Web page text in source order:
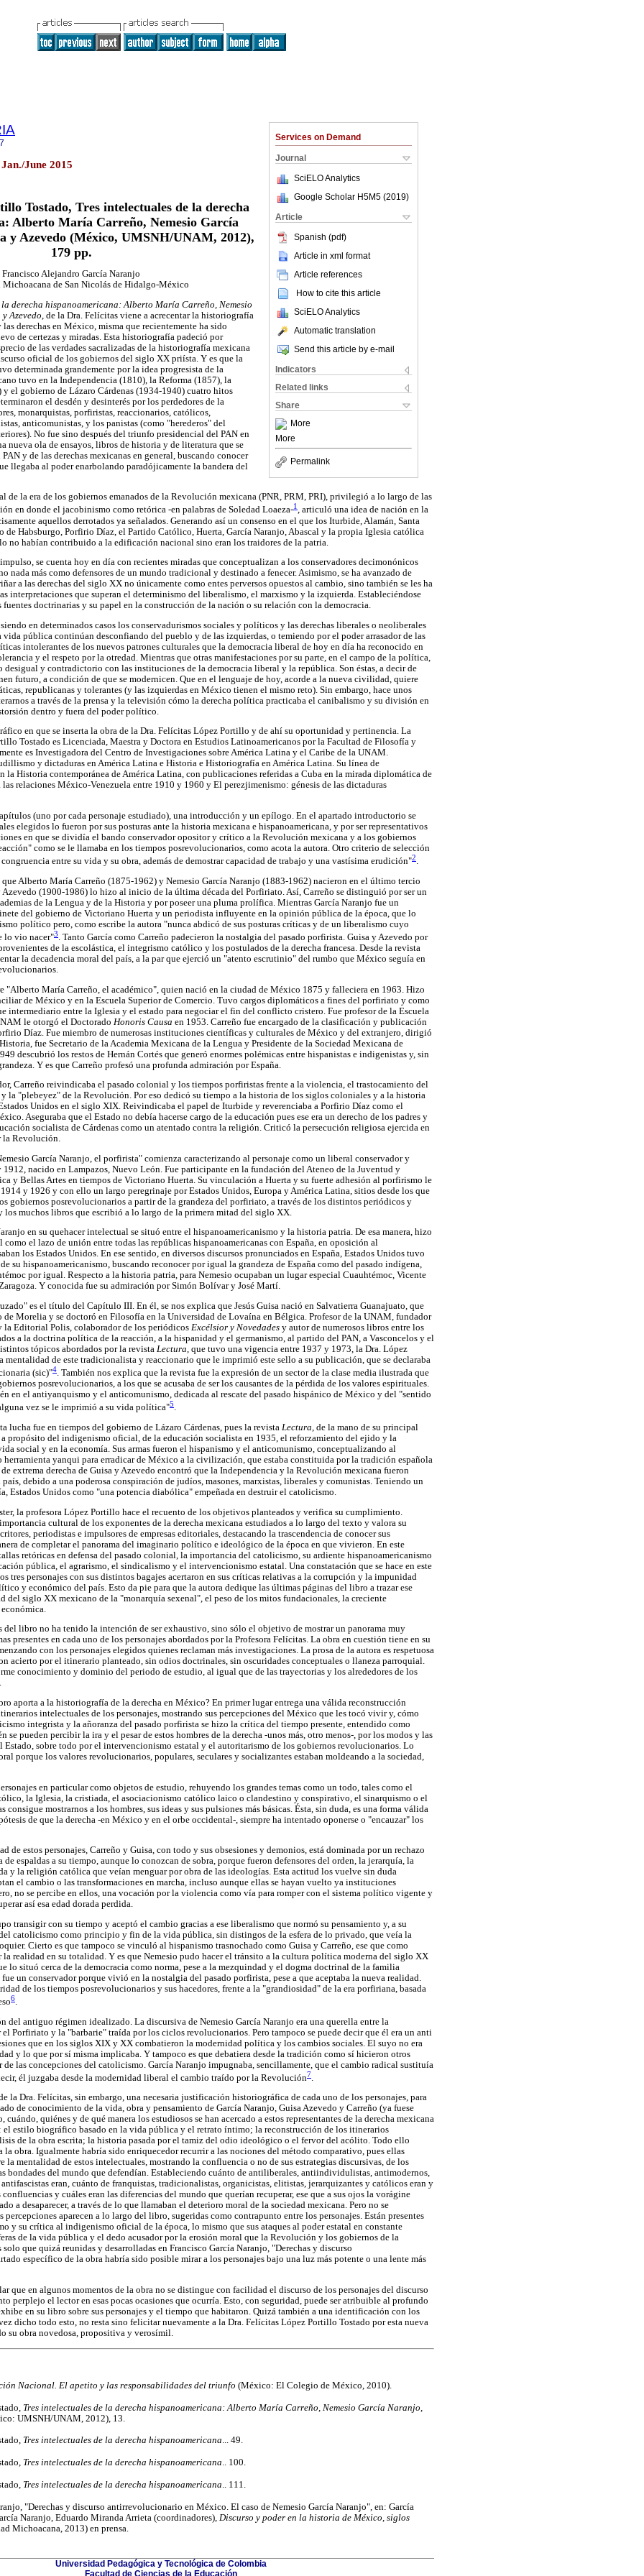
Services on Demand
Journal
SciELO Analytics
Google Scholar H5M5 (2019)
Article
Spanish (pdf)
Article in xml format
Article references
How to cite this article
SciELO Analytics
Automatic translation
Send this article by e-mail
Indicators
Related links
Share
More
More
Permalink
June 2015
Tostado, Tres intelectuales de la derecha
Alberto María Carreño, Nemesio García
y Azevedo (México, UMSNH/UNAM, 2012),
179 pp.
Francisco Alejandro García Naranjo
Michoacana de San Nicolás de Hidalgo-México
la derecha hispanoamericana: Alberto María Carreño, Nemesio
Azevedo , de la Dra. Felícitas viene a acrecentar la historiografía
derechas en México, misma que recientemente ha sido
de certezas y miradas. Esta historiografía padeció por
de las verdades sacralizadas de la historiografía mexicana
oficial de los gobiernos del siglo XX priísta. Y es que la
determinada grandemente por la idea progresista de la
tuvo en la Independencia (1810), la Reforma (1857), la
el gobierno de Lázaro Cárdenas (1934-1940) cuatro hitos
el desdén y desinterés por los perdedores de la
monarquistas, porfiristas, reaccionarios, católicos,
anticomunistas, y los panistas (como "herederos" del
No fue sino después del triunfo presidencial del PAN en
nueva ola de ensayos, libros de historia y de literatura que se
y de las derechas mexicanas en general, buscando conocer
llegaba al poder enarbolando paradójicamente la bandera del
de la era de los gobiernos emanados de la Revolución mexicana (PNR, PRM, PRI), privilegió a lo largo de las
en donde el jacobinismo como retórica -en palabras de Soledad Loaeza-1, articuló una idea de nación en la
aquellos derrotados ya señalados. Generando así un consenso en el que los Iturbide, Alamán, Santa
Habsburgo, Porfirio Díaz, el Partido Católico, Huerta, García Naranjo, Abascal y la propia Iglesia católica
no habían contribuido a la edificación nacional sino eran los traidores de la patria.
se cuenta hoy en día con recientes miradas que conceptualizan a los conservadores decimonónicos
nada más como defensores de un mundo tradicional y destinado a fenecer. Asimismo, se ha avanzado de
a las derechas del siglo XX no únicamente como entes perversos opuestos al cambio, sino también se les ha
interpretaciones que superan el determinismo del liberalismo, el marxismo y la izquierda. Estableciéndose
fuentes doctrinarias y su papel en la construcción de la nación o su relación con la democracia.
en determinados casos los conservadurismos sociales y políticos y las derechas liberales o neoliberales
vida pública continúan desconfiando del pueblo y de las izquierdas, o temiendo por el poder arrasador de las
intolerantes de los nuevos patrones culturales que la democracia liberal de hoy en día ha reconocido en
y el respeto por la otredad. Mientras que otras manifestaciones por su parte, en el campo de la política,
desigual y contradictorio con las instituciones de la democracia liberal y la república. Son éstas, a decir de
futuro, a condición de que se modernicen. Que en el lenguaje de hoy, acorde a la nueva civilidad, quiere
republicanas y tolerantes (y las izquierdas en México tienen el mismo reto). Sin embargo, hace unos
a través de la prensa y la televisión cómo la derecha política practicaba el canibalismo y su división en
dentro y fuera del poder político.
en que se inserta la obra de la Dra. Felícitas López Portillo y de ahí su oportunidad y pertinencia. La
Tostado es Licenciada, Maestra y Doctora en Estudios Latinoamericanos por la Facultad de Filosofía y
es Investigadora del Centro de Investigaciones sobre América Latina y el Caribe de la UNAM.
y dictaduras en América Latina e Historia e Historiografía en América Latina. Su línea de
la Historia contemporánea de América Latina, con publicaciones referidas a Cuba en la mirada diplomática de
relaciones México-Venezuela entre 1910 y 1960 y El perezjimenismo: génesis de las dictaduras
(uno por cada personaje estudiado), una introducción y un epílogo. En el apartado introductorio se
elegidos lo fueron por sus posturas ante la historia mexicana e hispanoamericana, y por ser representativos
en que se dividía el bando conservador opositor y crítico a la Revolución mexicana y a los gobiernos
como se le llamaba en los tiempos posrevolucionarios, como acota la autora. Otro criterio de selección
entre su vida y su obra, además de demostrar capacidad de trabajo y una vastísima erudición"2.
que Alberto María Carreño (1875-1962) y Nemesio García Naranjo (1883-1962) nacieron en el último tercio
(1900-1986) lo hizo al inicio de la última década del Porfiriato. Así, Carreño se distinguió por ser un
de la Lengua y de la Historia y por poseer una pluma prolífica. Mientras García Naranjo fue un
del gobierno de Victoriano Huerta y un periodista influyente en la opinión pública de la época, que lo
político pero, como escribe la autora "nunca abdicó de sus posturas críticas y de un liberalismo cuyo
lo vio nacer"3. Tanto García como Carreño padecieron la nostalgia del pasado porfirista. Guisa y Azevedo por
de la escolástica, el integrismo católico y los postulados de la derecha francesa. Desde la revista
la decadencia moral del país, a la par que ejerció un "atento escrutinio" del rumbo que México seguía en
"Alberto María Carreño, el académico", quien nació en la ciudad de México 1875 y falleciera en 1963. Hizo
de México y en la Escuela Superior de Comercio. Tuvo cargos diplomáticos a fines del porfiriato y como
intermediario entre la Iglesia y el estado para negociar el fin del conflicto cristero. Fue profesor de la Escuela
le otorgó el Doctorado Honoris Causa en 1953. Carreño fue encargado de la clasificación y publicación
Díaz. Fue miembro de numerosas instituciones científicas y culturales de México y del extranjero, dirigió
fue Secretario de la Academia Mexicana de la Lengua y Presidente de la Sociedad Mexicana de
descubrió los restos de Hernán Cortés que generó enormes polémicas entre hispanistas e indigenistas y, sin
Y es que Carreño profesó una profunda admiración por España.
Carreño reivindicaba el pasado colonial y los tiempos porfiristas frente a la violencia, el trastocamiento del
la "plebeyez" de la Revolución. Por eso dedicó su tiempo a la historia de los siglos coloniales y a la historia
Unidos en el siglo XIX. Reivindicaba el papel de Iturbide y reverenciaba a Porfirio Díaz como el
Aseguraba que el Estado no debía hacerse cargo de la educación pues ese era un derecho de los padres y
socialista de Cárdenas como un atentado contra la religión. Criticó la persecución religiosa ejercida en
la Revolución.
García Naranjo, el porfirista" comienza caracterizando al personaje como un liberal conservador y
nacido en Lampazos, Nuevo León. Fue participante en la fundación del Ateneo de la Juventud y
y Bellas Artes en tiempos de Victoriano Huerta. Su vinculación a Huerta y su fuerte adhesión al porfirismo le
y 1926 y con ello un largo peregrinaje por Estados Unidos, Europa y América Latina, sitios desde los que
gobiernos posrevolucionarios a partir de la grandeza del porfiriato, a través de los distintos periódicos y
los muchos libros que escribió a lo largo de la primera mitad del siglo XX.
en su quehacer intelectual se situó entre el hispanoamericanismo y la historia patria. De esa manera, hizo
como el lazo de unión entre todas las repúblicas hispanoamericanas con España, en oposición al
los Estados Unidos. En ese sentido, en diversos discursos pronunciados en España, Estados Unidos tuvo
su hispanoamericanismo, buscando reconocer por igual la grandeza de España como del pasado indígena,
por igual. Respecto a la historia patria, para Nemesio ocupaban un lugar especial Cuauhtémoc, Vicente
Y conocida fue su admiración por Simón Bolívar y José Martí.
es el título del Capítulo III. En él, se nos explica que Jesús Guisa nació en Salvatierra Guanajuato, que
de Morelia y se doctoró en Filosofía en la Universidad de Lovaína en Bélgica. Profesor de la UNAM, fundador
la Editorial Polis, colaborador de los periódicos Excélsior y Novedades y autor de numerosos libros entre los
a la doctrina política de la reacción, a la hispanidad y el germanismo, al partido del PAN, a Vasconcelos y el
tópicos abordados por la revista Lectura, que tuvo una vigencia entre 1937 y 1973, la Dra. López
mentalidad de este tradicionalista y reaccionario que le imprimió este sello a su publicación, que se declaraba
(sic)"4. También nos explica que la revista fue la expresión de un sector de la clase media ilustrada que
posrevolucionarios, a los que se acusaba de ser los causantes de la pérdida de los valores espirituales.
en el antiyanquismo y el anticomunismo, dedicada al rescate del pasado hispánico de México y del "sentido
vez se le imprimió a su vida política"5.
lucha fue en tiempos del gobierno de Lázaro Cárdenas, pues la revista Lectura, de la mano de su principal
propósito del indigenismo oficial, de la educación socialista en 1935, el reforzamiento del ejido y la
social y en la economía. Sus armas fueron el hispanismo y el anticomunismo, conceptualizando al
herramienta yanqui para erradicar de México a la civilización, que estaba constituida por la tradición española
extrema derecha de Guisa y Azevedo encontró que la Independencia y la Revolución mexicana fueron
país, debido a una poderosa conspiración de judíos, masones, marxistas, liberales y comunistas. Teniendo un
Estados Unidos como "una potencia diabólica" empeñada en destruir el catolicismo.
la profesora López Portillo hace el recuento de los objetivos planteados y verifica su cumplimiento.
cultural de los exponentes de la derecha mexicana estudiados a lo largo del texto y valora su
periodistas e impulsores de empresas editoriales, destacando la trascendencia de conocer sus
de completar el panorama del imaginario político e ideológico de la época en que vivieron. En este
retóricas en defensa del pasado colonial, la importancia del catolicismo, su ardiente hispanoamericanismo
pública, el agrarismo, el sindicalismo y el intervencionismo estatal. Una constatación que se hace en este
tres personajes con sus distintos bagajes acertaron en sus críticas relativas a la corrupción y la impunidad
y económico del país. Esto da pie para que la autora dedique las últimas páginas del libro a trazar ese
del siglo XX mexicano de la "monarquía sexenal", el peso de los mitos fundacionales, la creciente
del libro no ha tenido la intención de ser exhaustivo, sino sólo el objetivo de mostrar un panorama muy
presentes en cada uno de los personajes abordados por la Profesora Felícitas. La obra en cuestión tiene en su
con los personajes elegidos quienes reclaman más investigaciones. La prosa de la autora es respetuosa
acierto por el itinerario planteado, sin odios doctrinales, sin oscuridades conceptuales o llaneza parroquial.
conocimiento y dominio del periodo de estudio, al igual que de las trayectorias y los alrededores de los
aporta a la historiografía de la derecha en México? En primer lugar entrega una válida reconstrucción
intelectuales de los personajes, mostrando sus percepciones del México que les tocó vivir y, cómo
integrista y la añoranza del pasado porfirista se hizo la crítica del tiempo presente, entendido como
se pueden percibir la ira y el pesar de estos hombres de la derecha -unos más, otro menos-, por los modos y las
Estado, sobre todo por el intervencionismo estatal y el autoritarismo de los gobiernos revolucionarios. Lo
porque los valores revolucionarios, populares, seculares y socializantes estaban moldeando a la sociedad,
en particular como objetos de estudio, rehuyendo los grandes temas como un todo, tales como el
la Iglesia, la cristiada, el asociacionismo católico laico o clandestino y conspirativo, el sinarquismo o el
consigue mostrarnos a los hombres, sus ideas y sus pulsiones más básicas. Ésta, sin duda, es una forma válida
de que la derecha -en México y en el orbe occidental-, siempre ha intentado oponerse o "encauzar" los
de estos personajes, Carreño y Guisa, con todo y sus obsesiones y demonios, está dominada por un rechazo
de espaldas a su tiempo, aunque lo conozcan de sobra, porque fueron defensores del orden, la jerarquía, la
y la religión católica que veían menguar por obra de las ideologías. Esta actitud los vuelve sin duda
el cambio o las transformaciones en marcha, incluso aunque ellas se hayan vuelto ya instituciones
no se percibe en ellos, una vocación por la violencia como vía para romper con el sistema político vigente y
así esa edad dorada perdida.
transigir con su tiempo y aceptó el cambio gracias a ese liberalismo que normó su pensamiento y, a su
catolicismo como principio y fin de la vida pública, sin distingos de la esfera de lo privado, que veía la
Cierto es que tampoco se vinculó al hispanismo trasnochado como Guisa y Carreño, ese que como
la realidad en su totalidad. Y es que Nemesio pudo hacer el tránsito a la cultura política moderna del siglo XX
lo situó cerca de la democracia como norma, pese a la mezquindad y el dogma doctrinal de la familia
un conservador porque vivió en la nostalgia del pasado porfirista, pese a que aceptaba la nueva realidad.
de los tiempos posrevolucionarios y sus hacedores, frente a la "grandiosidad" de la era porfiriana, basada
6.
del antiguo régimen idealizado. La discursiva de Nemesio García Naranjo era una querella entre la
Porfiriato y la "barbarie" traída por los ciclos revolucionarios. Pero tampoco se puede decir que él era un anti
que en los siglos XIX y XX combatieron la modernidad política y los cambios sociales. El suyo no era
y lo que por sí misma implicaba. Y tampoco es que debatiera desde la tradición como sí hicieron otros
de las concepciones del catolicismo. García Naranjo impugnaba, sencillamente, que el cambio radical sustituía
él juzgaba desde la modernidad liberal el cambio traído por la Revolución7
la Dra. Felícitas, sin embargo, una necesaria justificación historiográfica de cada uno de los personajes, para
de conocimiento de la vida, obra y pensamiento de García Naranjo, Guisa Azevedo y Carreño (ya fuese
cuándo, quiénes y de qué manera los estudiosos se han acercado a estos representantes de la derecha mexicana
el estilo biográfico basado en la vida pública y el retrato íntimo; la reconstrucción de los itinerarios
de la obra escrita; la historia pasada por el tamiz del odio ideológico o el fervor del acólito. Todo ello
la obra. Igualmente habría sido enriquecedor recurrir a las nociones del método comparativo, pues ellas
la mentalidad de estos intelectuales, mostrando la confluencia o no de sus estrategias discursivas, de los
bondades del mundo que defendían. Estableciendo cuánto de antiliberales, antiindividulistas, antimodernos,
eran, cuánto de franquistas, tradicionalistas, organicistas, elitistas, jerarquizantes y católicos eran y
confluencias y cuáles eran las diferencias del mundo que querían recuperar, ese que a sus ojos la vorágine
a desaparecer, a través de lo que llamaban el deterioro moral de la sociedad mexicana. Pero no se
percepciones aparecen a lo largo del libro, sugeridas como contrapunto entre los personajes. Están presentes
y su crítica al indigenismo oficial de la época, lo mismo que sus ataques al poder estatal en constante
de la vida pública y el dedo acusador por la erosión moral que la Revolución y los gobiernos de la
que quizá reunidas y desarrolladas en Francisco García Naranjo, "Derechas y discurso
específico de la obra habría sido posible mirar a los personajes bajo una luz más potente o una lente más
que en algunos momentos de la obra no se distingue con facilidad el discurso de los personajes del discurso
perplejo el lector en esas pocas ocasiones que ocurría. Esto, con seguridad, puede ser atribuible al profundo
en su libro sobre sus personajes y el tiempo que habitaron. Quizá también a una identificación con los
dicho todo esto, no resta sino felicitar nuevamente a la Dra. Felícitas López Portillo Tostado por esta nueva
su obra novedosa, propositiva y verosímil.
Nacional. El apetito y las responsabilidades del triunfo (México: El Colegio de México, 2010).
Tres intelectuales de la derecha hispanoamericana: Alberto María Carreño, Nemesio García Naranjo,
UMSNH/UNAM, 2012), 13.
Tres intelectuales de la derecha hispanoamericana... 49.
Tres intelectuales de la derecha hispanoamericana.. 100.
Tres intelectuales de la derecha hispanoamericana.. 111.
"Derechas y discurso antirrevolucionario en México. El caso de Nemesio García Naranjo", en: García
Naranjo, Eduardo Miranda Arrieta (coordinadores), Discurso y poder en la historia de México, siglos
Michoacana, 2013) en prensa.
Universidad Pedagógica y Tecnológica de Colombia
Facultad de Ciencias de la Educación